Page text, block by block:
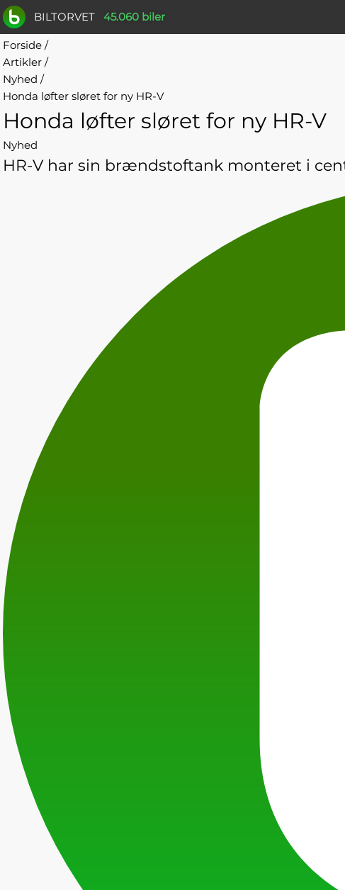
BILTORVET 45.060 biler
Forside /
Artikler /
Nyhed /
Honda løfter sløret for ny HR-V
Honda løfter sløret for ny HR-V
Nyhed
HR-V har sin brændstoftank monteret i